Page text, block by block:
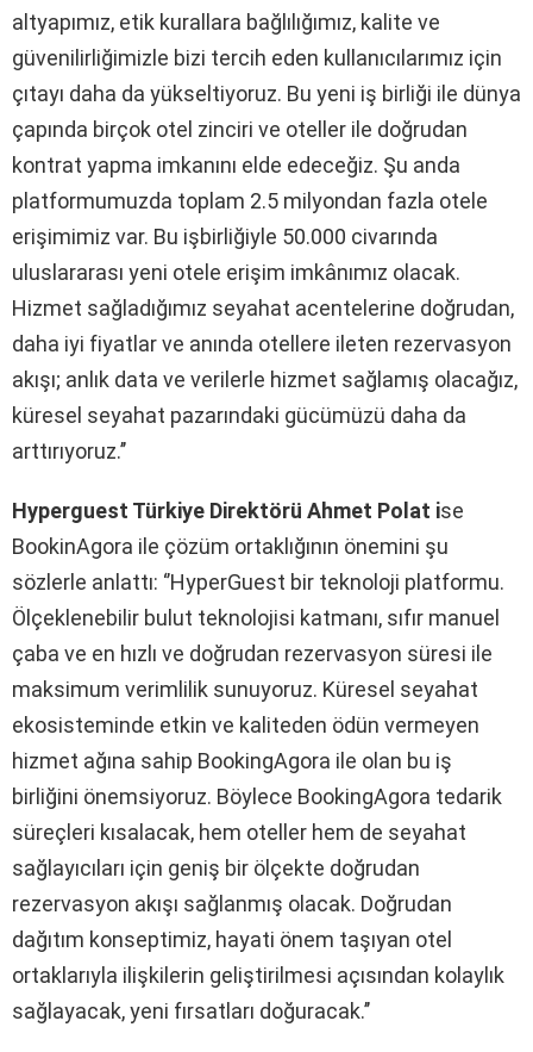
altyapımız, etik kurallara bağlılığımız, kalite ve
güvenilirliğimizle bizi tercih eden kullanıcılarımız için
çıtayı daha da yükseltiyoruz. Bu yeni iş birliği ile dünya
çapında birçok otel zinciri ve oteller ile doğrudan
kontrat yapma imkanını elde edeceğiz. Şu anda
platformumuzda toplam 2.5 milyondan fazla otele
erişimimiz var. Bu işbirliğiyle 50.000 civarında
uluslararası yeni otele erişim imkânımız olacak.
Hizmet sağladığımız seyahat acentelerine doğrudan,
daha iyi fiyatlar ve anında otellere ileten rezervasyon
akışı; anlık data ve verilerle hizmet sağlamış olacağız,
küresel seyahat pazarındaki gücümüzü daha da
arttırıyoruz.’’
Hyperguest Türkiye Direktörü Ahmet Polat ise
BookinAgora ile çözüm ortaklığının önemini şu
sözlerle anlattı: ‘’HyperGuest bir teknoloji platformu.
Ölçeklenebilir bulut teknolojisi katmanı, sıfır manuel
çaba ve en hızlı ve doğrudan rezervasyon süresi ile
maksimum verimlilik sunuyoruz. Küresel seyahat
ekosisteminde etkin ve kaliteden ödün vermeyen
hizmet ağına sahip BookingAgora ile olan bu iş
birliğini önemsiyoruz. Böylece BookingAgora tedarik
süreçleri kısalacak, hem oteller hem de seyahat
sağlayıcıları için geniş bir ölçekte doğrudan
rezervasyon akışı sağlanmış olacak. Doğrudan
dağıtım konseptimiz, hayati önem taşıyan otel
ortaklarıyla ilişkilerin geliştirilmesi açısından kolaylık
sağlayacak, yeni fırsatları doğuracak.’’